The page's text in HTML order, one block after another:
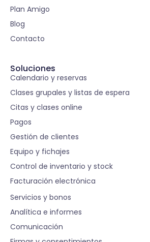
Plan Amigo
Blog
Contacto
Soluciones
Calendario y reservas
Clases grupales y listas de espera
Citas y clases online
Pagos
Gestión de clientes
Equipo y fichajes
Control de inventario y stock
Facturación electrónica
Servicios y bonos
Analítica e informes
Comunicación